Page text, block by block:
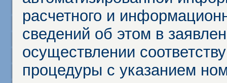
расчетного и
сведений об этом в
осуществлении
процедуры с указанием